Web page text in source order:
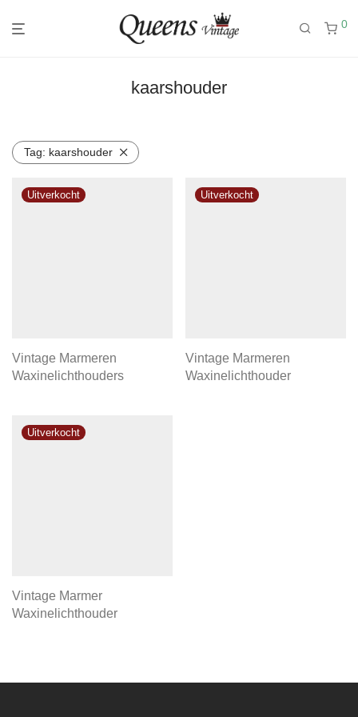
0
kaarshouder
Tag: kaarshouder
Vintage Marmeren
Waxinelichthouders
Vintage Marmeren
Waxinelichthouder
Vintage Marmer
Waxinelichthouder